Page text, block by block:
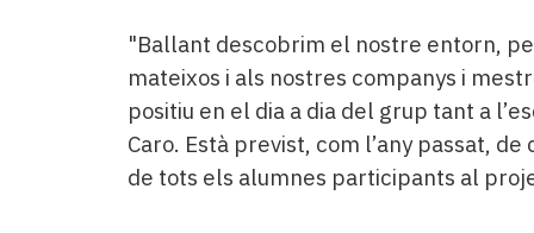
"Ballant descobrim el nostre entorn,
mateixos i als nostres companys i
positiu en el dia a dia del grup tant a
Caro. Està previst, com l’any passat,
de tots els alumnes participants al